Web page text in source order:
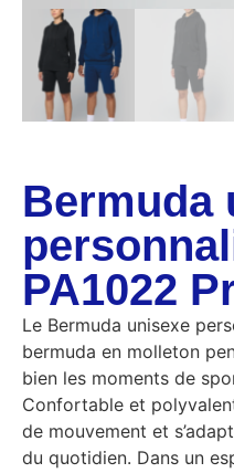
Bermuda
PA1022
Le Bermuda unisexe
bermuda en molleton
bien les moments de
Confortable et
de mouvement et
du quotidien. Dans un